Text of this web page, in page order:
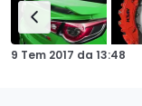
9 Tem 2017 da 13:48